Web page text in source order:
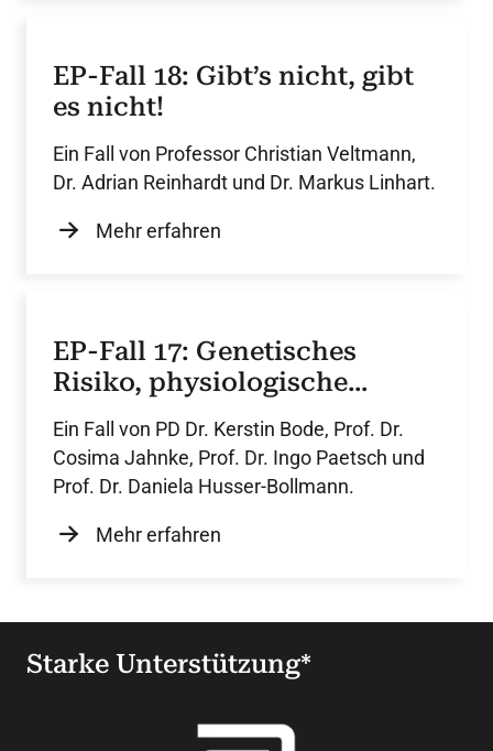
EP-Fall 18: Gibt’s nicht, gibt
es nicht!
Ein Fall von Professor Christian Veltmann,
Dr. Adrian Reinhardt und Dr. Markus Linhart.
Mehr erfahren
EP-Fall 17: Genetisches
Risiko, physiologische
Antwort: 2K-ICD mit LBBP
bei LMNA
Ein Fall von PD Dr. Kerstin Bode, Prof. Dr.
Cosima Jahnke, Prof. Dr. Ingo Paetsch und
Prof. Dr. Daniela Husser-Bollmann.
Mehr erfahren
Starke Unterstützung*